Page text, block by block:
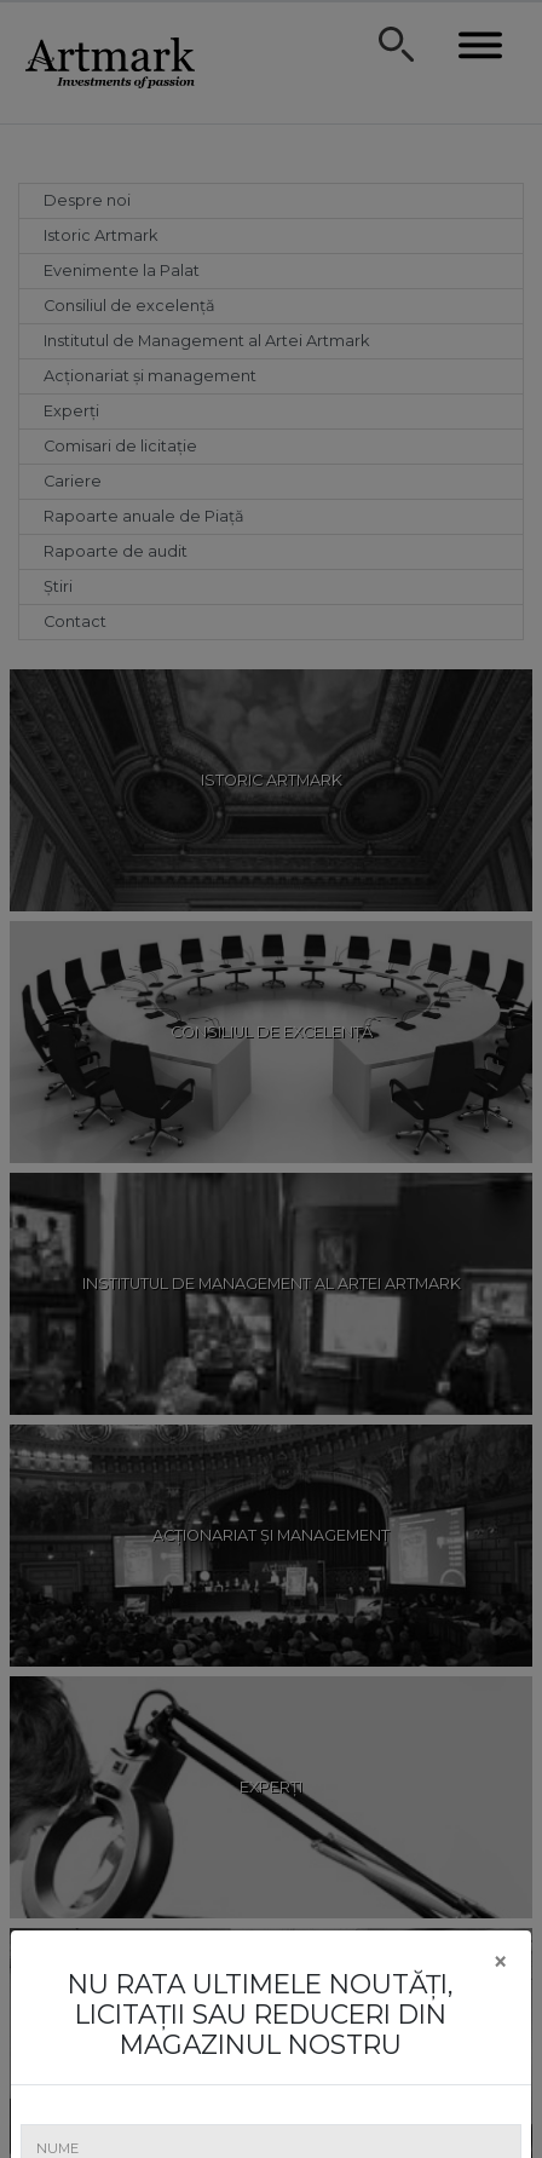
Despre noi
Istoric Artmark
Evenimente la Palat
Consiliul de excelență
Institutul de Management al Artei Artmark
Acționariat și management
Experți
Comisari de licitație
Cariere
Rapoarte anuale de Piață
Rapoarte de audit
Știri
Contact
ISTORIC ARTMARK
CONSILIUL DE EXCELENȚĂ
INSTITUTUL DE MANAGEMENT AL ARTEI ARTMARK
ACȚIONARIAT ȘI MANAGEMENT
EXPERȚI
COMISARI DE LICITAȚIE
NU RATA ULTIMELE NOUTĂȚI,
LICITAȚII SAU REDUCERI DIN
MAGAZINUL NOSTRU
×